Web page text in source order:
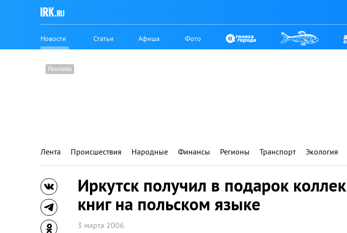
Новости Статьи Афиша Фото
Лента Происшествия Народные Финансы Регионы Транспорт Экология
Иркутск получил в подарок
книг на польском языке
3 марта 2006